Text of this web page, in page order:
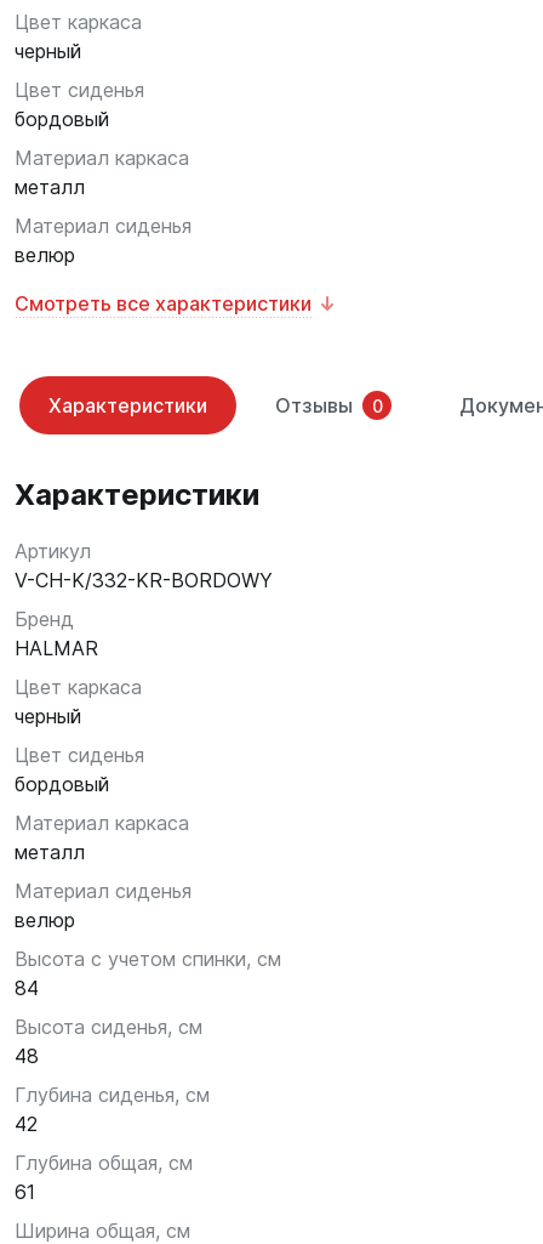
Цвет каркаса
черный
Цвет сиденья
бордовый
Материал каркаса
металл
Материал сиденья
велюр
Смотреть все характеристики
Характеристики Отзывы 0
Характеристики
Артикул
V-CH-K/332-KR-BORDOWY
Бренд
HALMAR
Цвет каркаса
черный
Цвет сиденья
бордовый
Материал каркаса
металл
Материал сиденья
велюр
Высота с учетом спинки, см
84
Высота сиденья, см
48
Глубина сиденья, см
42
Глубина общая, см
61
Ширина общая, см